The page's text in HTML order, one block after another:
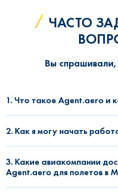
ЧАСТО
Вы
1. Что такое Agent.aero и
2. Как я могу начать
3. Какие авиакомпании
Agent.aero для полетов в